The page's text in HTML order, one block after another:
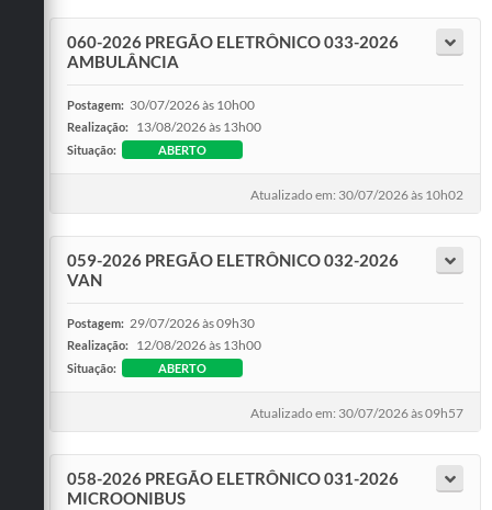
060-2026 PREGÃO ELETRÔNICO 033-2026
AMBULÂNCIA
Postagem: 30/07/2026 às 10h00
Realização: 13/08/2026 às 13h00
Situação: ABERTO
Atualizado em: 30/07/2026 às 10h02
059-2026 PREGÃO ELETRÔNICO 032-2026
VAN
Postagem: 29/07/2026 às 09h30
Realização: 12/08/2026 às 13h00
Situação: ABERTO
Atualizado em: 30/07/2026 às 09h57
058-2026 PREGÃO ELETRÔNICO 031-2026
MICROONIBUS